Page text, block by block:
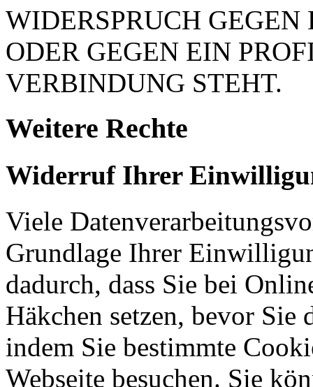
WIDERSPRUCH
ODER GEGEN EIN
VERBINDUNG STEHT.
Weitere Rechte
Widerruf Ihrer
Viele
Grundlage Ihrer
dadurch, dass Sie bei
Häkchen setzen, bevor Sie
indem Sie bestimmte
Webseite besuchen. Sie